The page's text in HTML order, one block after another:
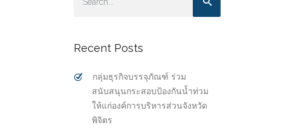
Recent Posts
กลุ่มธุรกิจบรรจุภัณฑ์ ร่วม
สนับสนุนกระสอบป้องกันน้ำท่วม
ให้แก่องค์การบริหารส่วนจังหวัด
พิจิตร